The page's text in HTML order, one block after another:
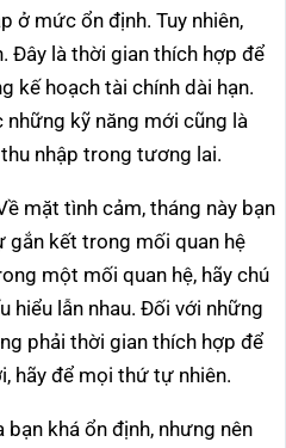
ở mức ổn định. Tuy nhiên,
Đây là thời gian thích hợp để
kế hoạch tài chính dài hạn.
kỹ năng mới cũng là
nhập trong tương lai.
mặt tình cảm, tháng này bạn
gắn kết trong mối quan hệ
một mối quan hệ, hãy chú
hiểu lẫn nhau. Đối với những
phải thời gian thích hợp để
hãy để mọi thứ tự nhiên.
bạn khá ổn định, nhưng nên